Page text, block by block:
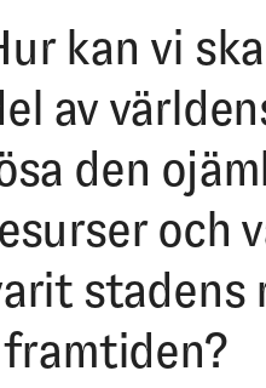
kan vi
av
den
och
stadens